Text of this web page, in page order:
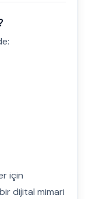
için
bir dijital mimari